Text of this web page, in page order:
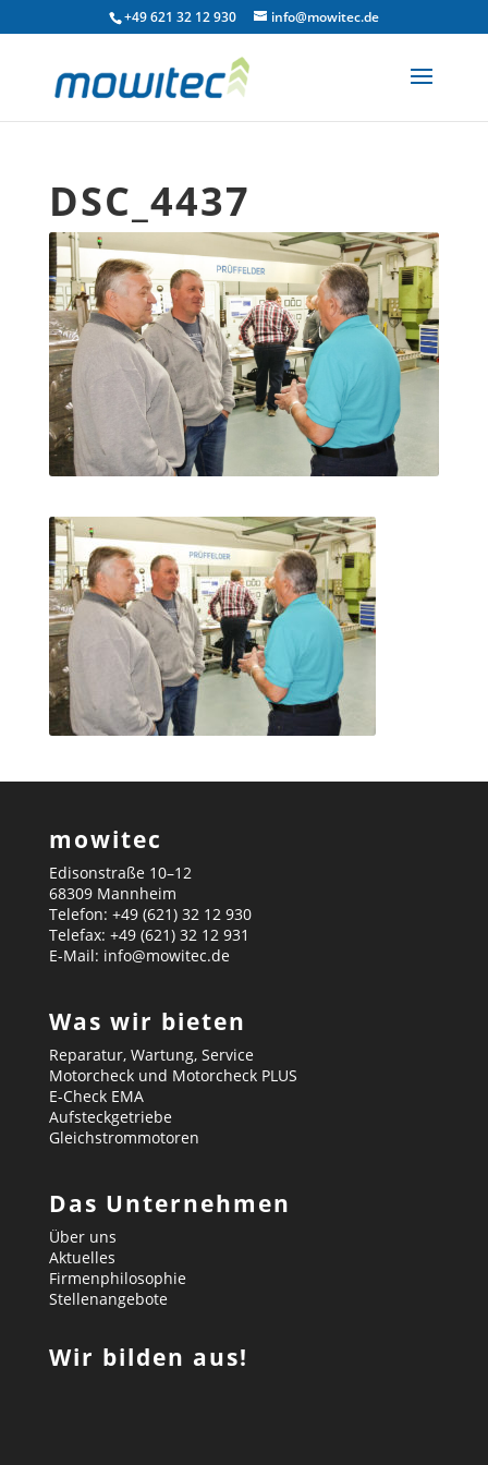
+49 621 32 12 930 info@mowitec.de
DSC_4437
mowitec
Edisonstraße 10–12
68309 Mannheim
Telefon: +49 (621) 32 12 930
Telefax: +49 (621) 32 12 931
E-Mail: info@mowitec.de
Was wir bieten
Reparatur, Wartung, Service
Motorcheck und Motorcheck PLUS
E-Check EMA
Aufsteckgetriebe
Gleichstrommotoren
Das Unternehmen
Über uns
Aktuelles
Firmenphilosophie
Stellenangebote
Wir bilden aus!